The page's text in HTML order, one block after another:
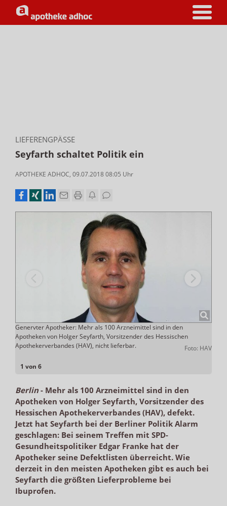
LIEFERENGPÄSSE
Seyfarth schaltet Politik ein
APOTHEKE ADHOC, 09.07.2018 08:05 Uhr
1 von 6
Genervter Apotheker: Mehr als 100 Arzneimittel sind in den
Apotheken von Holger Seyfarth, Vorsitzender des Hessischen
Apothekerverbandes (HAV), nicht lieferbar.
Foto: HAV
Berlin- Mehr als 100 Arzneimittel sind in den
Apotheken von Holger Seyfarth, Vorsitzender des
Hessischen Apothekerverbandes (HAV), defekt.
Jetzt hat Seyfarth bei der Berliner Politik Alarm
geschlagen: Bei seinem Treffen mit SPD-
Gesundheitspolitiker Edgar Franke hat der
Apotheker seine Defektlisten überreicht. Wie
derzeit in den meisten Apotheken gibt es auch bei
Seyfarth die größten Lieferprobleme bei
Ibuprofen.